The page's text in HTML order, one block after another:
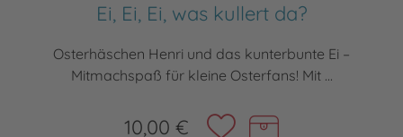
Ei, Ei, Ei, was kullert da?
Osterhäschen Henri und das kunterbunte Ei –
Mitmachspaß für kleine Osterfans! Mit ...
10,00 €